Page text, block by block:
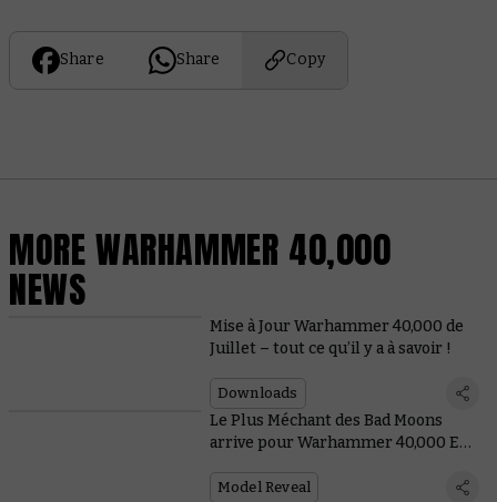
Share Share Copy
MORE WARHAMMER 40,000
NEWS
Mise à Jour Warhammer 40,000 de
Juillet – tout ce qu’il y a à savoir !
Downloads
Le Plus Méchant des Bad Moons
arrive pour Warhammer 40,000 ET
Model Reveal